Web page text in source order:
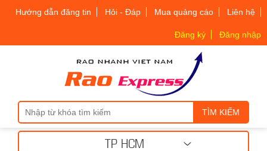
Thiết bị công nghiệp
Mua bán thiết bị cơ giới
Hướng dẫn đăng tin Hỏi - Đáp Mua quảng cáo Liên hệ
Đăng ký Đăng nhập
TP HCM
TÌM KIẾM